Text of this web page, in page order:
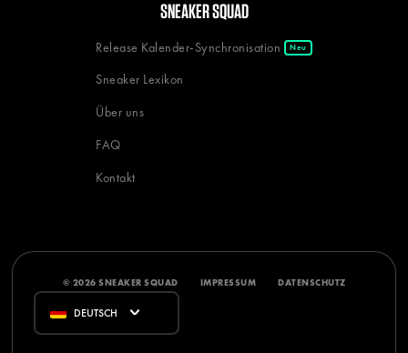
SNEAKER SQUAD
Release Kalender-Synchronisation Neu
Sneaker Lexikon
Über uns
FAQ
Kontakt
© 2026 SNEAKER SQUAD IMPRESSUM DATENSCHUTZ
DEUTSCH